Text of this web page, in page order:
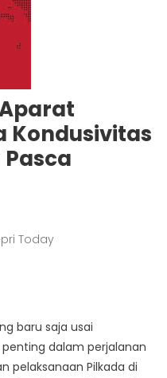
Kondusivitas
Today
baru saja usai
dalam perjalanan
pelaksanaan Pilkada di